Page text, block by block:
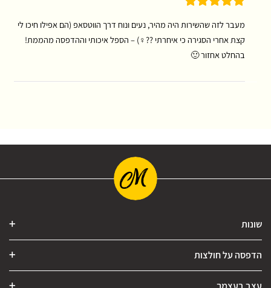
מעבר לזה שהשירות היה מהיר, נעים ונוח דרך הווטסאפ (הם אפילו חיכו לי
קצת אחרי הסגירה כי איחרתי ??‍♀️) – הספל איכותי וההדפסה מהממת!
בהחלט אחזור 🙂
שונות
הדפסה על חולצות